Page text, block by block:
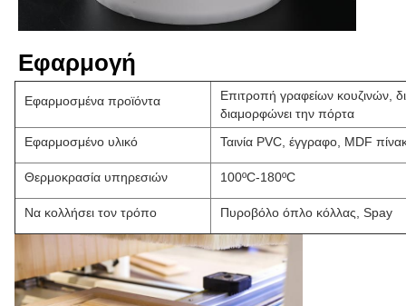
Εφαρμογή
Εφαρμοσμένα προϊόντα
Επιτροπή γραφείων κουζινών,
διαμορφώνει την πόρτα
Εφαρμοσμένο υλικό
Ταινία PVC, έγγραφο, MDF
Θερμοκρασία υπηρεσιών 100ºC-180ºC
Να κολλήσει τον τρόπο Πυροβόλο όπλο κόλλας, Spay